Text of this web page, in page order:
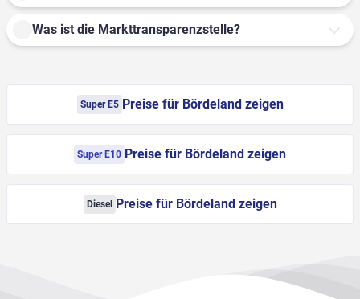
Was ist die Markttransparenzstelle?
Super E5 Preise für Bördeland zeigen
Super E10 Preise für Bördeland zeigen
Diesel Preise für Bördeland zeigen